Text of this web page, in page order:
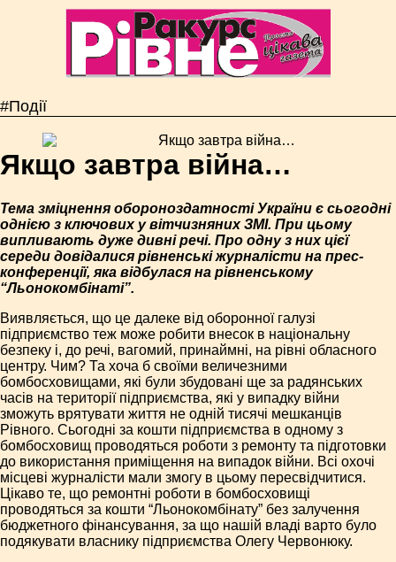
#Події
Якщо завтра війна…
Тема зміцнення обороноздатності України є сьогодні
однією з ключових у вітчизняних ЗМІ. При цьому
випливають дуже дивні речі. Про одну з них цієї
середи довідалися рівненські журналісти на прес-
конференції, яка відбулася на рівненському
“Льонокомбінаті”.
Виявляється, що це далеке від оборонної галузі
підприємство теж може робити внесок в національну
безпеку і, до речі, вагомий, принаймні, на рівні обласного
центру. Чим? Та хоча б своїми величезними
бомбосховищами, які були збудовані ще за радянських
часів на території підприємства, які у випадку війни
зможуть врятувати життя не одній тисячі мешканців
Рівного. Сьогодні за кошти підприємства в одному з
бомбосховищ проводяться роботи з ремонту та підготовки
до використання приміщення на випадок війни. Всі охочі
місцеві журналісти мали змогу в цьому пересвідчитися.
Цікаво те, що ремонтні роботи в бомбосховищі
проводяться за кошти “Льонокомбінату” без залучення
бюджетного фінансування, за що нашій владі варто було
подякувати власнику підприємства Олегу Червонюку.